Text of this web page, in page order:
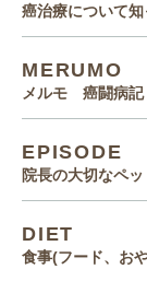
癌治療について
MERUMO
メルモ 癌闘病記
EPISODE
院長の大切なペ
DIET
食事(フード、お